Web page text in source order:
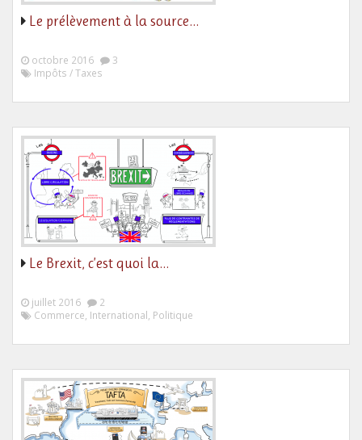
Le prélèvement à la source…
octobre 2016
3
Impôts / Taxes
Le Brexit, c’est quoi la…
juillet 2016
2
Commerce, International, Politique